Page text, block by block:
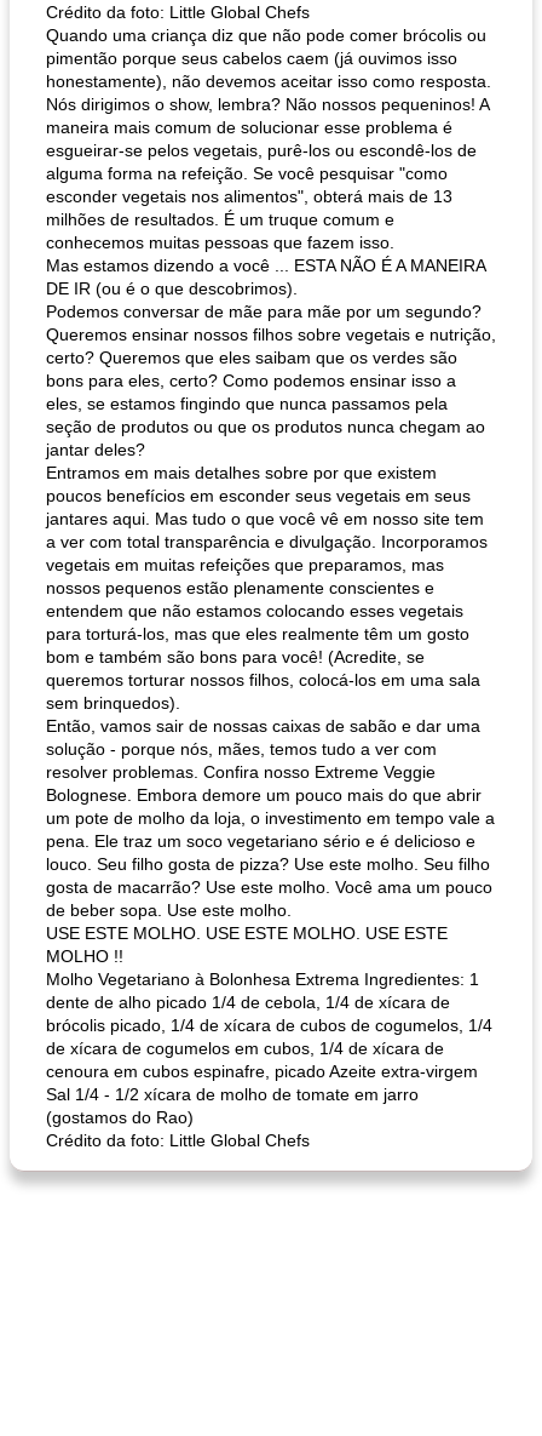
Crédito da foto: Little Global Chefs
Quando uma criança diz que não pode comer brócolis ou
pimentão porque seus cabelos caem (já ouvimos isso
honestamente), não devemos aceitar isso como resposta.
Nós dirigimos o show, lembra? Não nossos pequeninos! A
maneira mais comum de solucionar esse problema é
esgueirar-se pelos vegetais, purê-los ou escondê-los de
alguma forma na refeição. Se você pesquisar "como
esconder vegetais nos alimentos", obterá mais de 13
milhões de resultados. É um truque comum e
conhecemos muitas pessoas que fazem isso.
Mas estamos dizendo a você ... ESTA NÃO É A MANEIRA
DE IR (ou é o que descobrimos).
Podemos conversar de mãe para mãe por um segundo?
Queremos ensinar nossos filhos sobre vegetais e nutrição,
certo? Queremos que eles saibam que os verdes são
bons para eles, certo? Como podemos ensinar isso a
eles, se estamos fingindo que nunca passamos pela
seção de produtos ou que os produtos nunca chegam ao
jantar deles?
Entramos em mais detalhes sobre por que existem
poucos benefícios em esconder seus vegetais em seus
jantares aqui. Mas tudo o que você vê em nosso site tem
a ver com total transparência e divulgação. Incorporamos
vegetais em muitas refeições que preparamos, mas
nossos pequenos estão plenamente conscientes e
entendem que não estamos colocando esses vegetais
para torturá-los, mas que eles realmente têm um gosto
bom e também são bons para você! (Acredite, se
queremos torturar nossos filhos, colocá-los em uma sala
sem brinquedos).
Então, vamos sair de nossas caixas de sabão e dar uma
solução - porque nós, mães, temos tudo a ver com
resolver problemas. Confira nosso Extreme Veggie
Bolognese. Embora demore um pouco mais do que abrir
um pote de molho da loja, o investimento em tempo vale a
pena. Ele traz um soco vegetariano sério e é delicioso e
louco. Seu filho gosta de pizza? Use este molho. Seu filho
gosta de macarrão? Use este molho. Você ama um pouco
de beber sopa. Use este molho.
USE ESTE MOLHO. USE ESTE MOLHO. USE ESTE
MOLHO !!
Molho Vegetariano à Bolonhesa Extrema Ingredientes: 1
dente de alho picado 1/4 de cebola, 1/4 de xícara de
brócolis picado, 1/4 de xícara de cubos de cogumelos, 1/4
de xícara de cogumelos em cubos, 1/4 de xícara de
cenoura em cubos espinafre, picado Azeite extra-virgem
Sal 1/4 - 1/2 xícara de molho de tomate em jarro
(gostamos do Rao)
Crédito da foto: Little Global Chefs